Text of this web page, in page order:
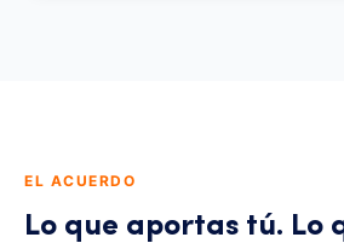
EL ACUERDO
Lo que aportas tú. Lo